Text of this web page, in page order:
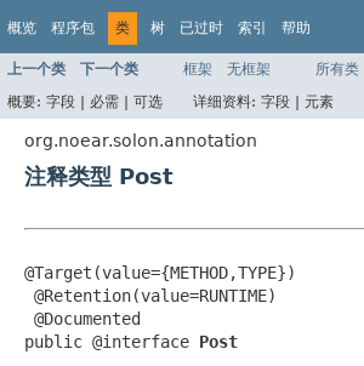
概览 程序包 类 树 已过时 索引 帮助
上一个类 下一个类 框架 无框架
所有类
概要: 字段 | 必需 | 可选 详细资料: 字段 | 元素
org.noear.solon.annotation
注释类型 Post
@Target(value={METHOD,TYPE})
@Retention(value=RUNTIME)
@Documented
public @interface Post